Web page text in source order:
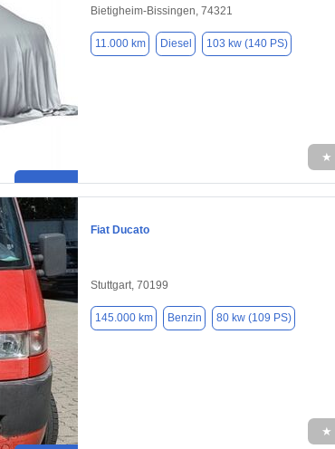
Bietigheim-Bissingen, 74321
11.000 km Diesel 103 kw (140 PS)
★
Fiat Ducato
Stuttgart, 70199
145.000 km Benzin 80 kw (109 PS)
★